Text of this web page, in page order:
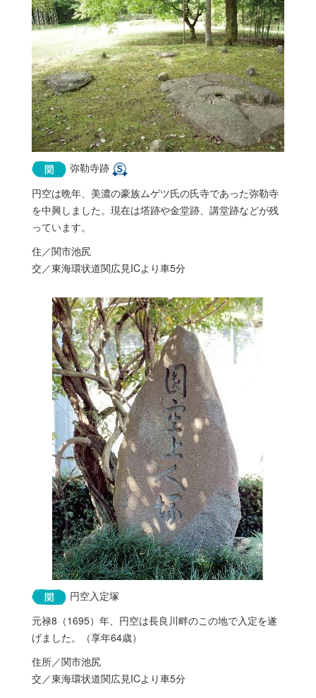
弥勒寺跡
円空は晩年、美濃の豪族ムゲツ氏の氏寺であった弥勒寺
を中興しました。現在は塔跡や金堂跡、講堂跡などが残
っています。
住／関市池尻
交／東海環状道関広見ICより車5分
円空入定塚
元禄8（1695）年、円空は長良川畔のこの地で入定を遂
げました。（享年64歳）
住所／関市池尻
交／東海環状道関広見ICより車5分